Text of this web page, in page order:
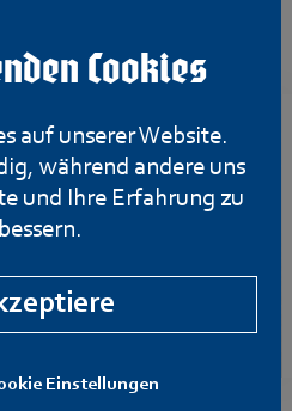
Cookies
auf unserer Website.
während andere uns
und Ihre Erfahrung zu
Einstellungen